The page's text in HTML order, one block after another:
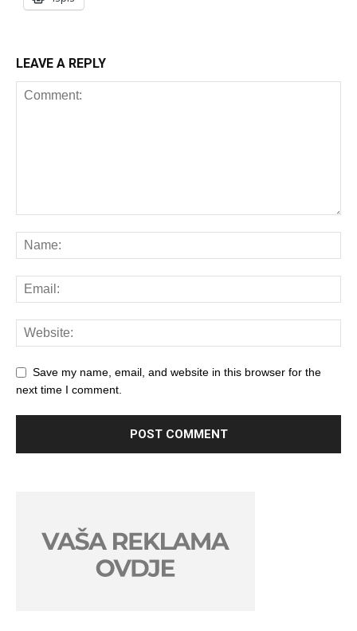
LEAVE A REPLY
Save my name, email, and website in this browser for the
next time I comment.